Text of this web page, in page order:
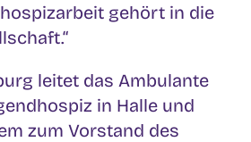
gehört in die
leitet das Ambulante
in Halle und
zum Vorstand des